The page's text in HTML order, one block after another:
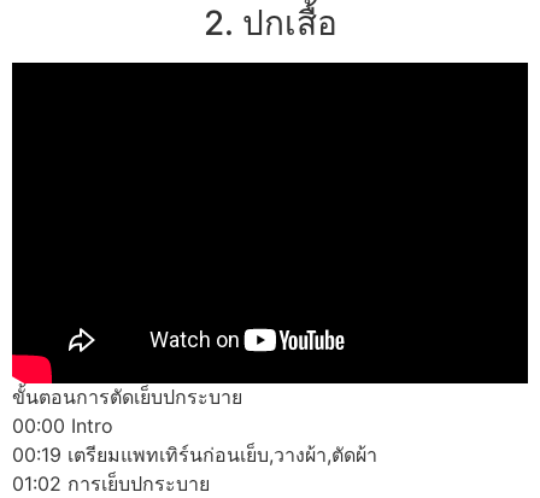
2. ปกเสื้อ
ขั้นตอนการตัดเย็บปกระบาย
00:00 Intro
00:19 เตรียมแพทเทิร์นก่อนเย็บ,วางผ้า,ตัดผ้า
01:02 การเย็บปกระบาย